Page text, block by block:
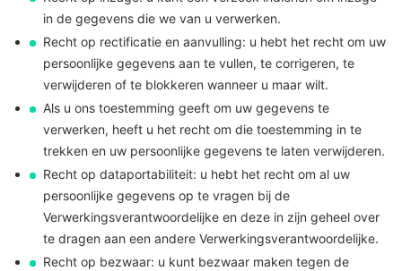
in de gegevens die we van u verwerken.
Recht op rectificatie en aanvulling: u hebt het recht om uw
persoonlijke gegevens aan te vullen, te corrigeren, te
verwijderen of te blokkeren wanneer u maar wilt.
Als u ons toestemming geeft om uw gegevens te
verwerken, heeft u het recht om die toestemming in te
trekken en uw persoonlijke gegevens te laten verwijderen.
Recht op dataportabiliteit: u hebt het recht om al uw
persoonlijke gegevens op te vragen bij de
Verwerkingsverantwoordelijke en deze in zijn geheel over
te dragen aan een andere Verwerkingsverantwoordelijke.
Recht op bezwaar: u kunt bezwaar maken tegen de